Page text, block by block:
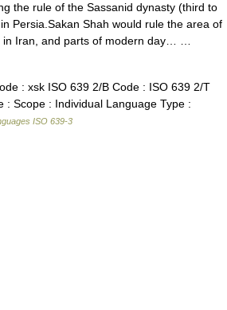
the rule of the Sassanid dynasty (third to
Persia.Sakan Shah would rule the area of
in Iran, and parts of modern day… …
: xsk ISO 639 2/B Code : ISO 639 2/T
: Scope : Individual Language Type :
ISO 639-3